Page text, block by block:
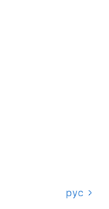
рус